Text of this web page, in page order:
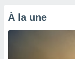
À la une